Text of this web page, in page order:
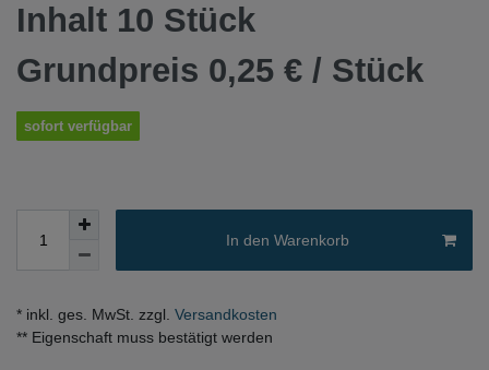
Inhalt 10 Stück
Grundpreis 0,25 € / Stück
sofort verfügbar
In den Warenkorb
* inkl. ges. MwSt. zzgl. Versandkosten
** Eigenschaft muss bestätigt werden